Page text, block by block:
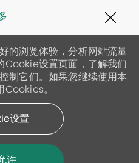
19
的浏览体验，分析网站流量
Cookie设置页面，了解我们
制它们。如果您继续使用本
。
设置
许